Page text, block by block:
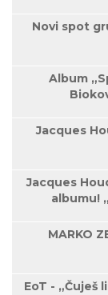
Novi spot
Album
Jacques
Jacques
albumu!
MARKO
EoT - „Čuješ